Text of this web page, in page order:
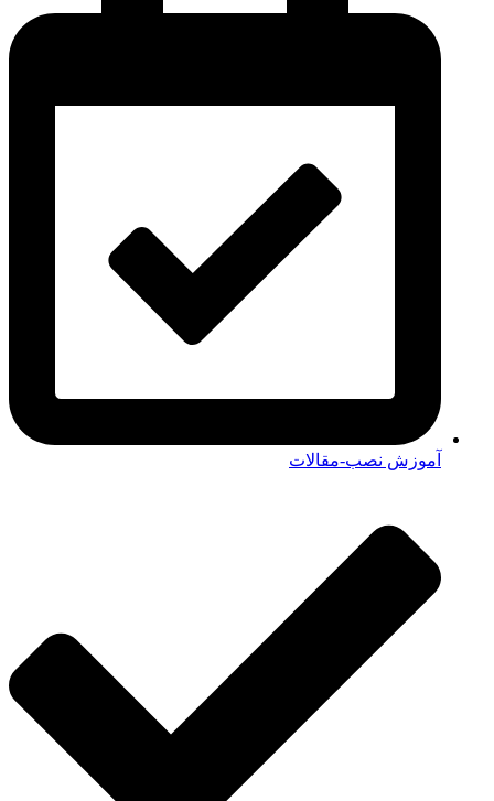
آموزش نصب-مقالات